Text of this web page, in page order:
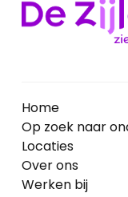
Home
Op zoek naar
Locaties
Over ons
Werken bij